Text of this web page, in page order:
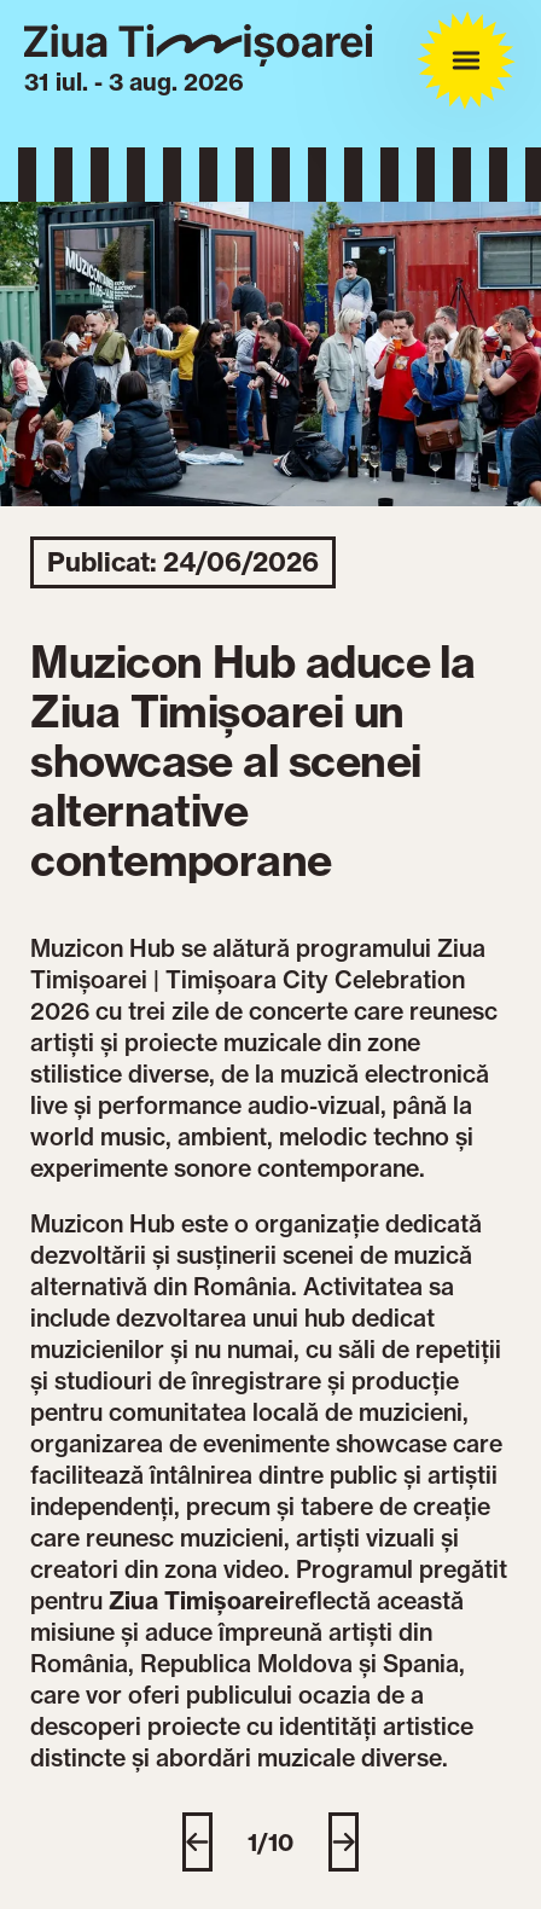
31 iul. - 3 aug. 2026
Publicat: 24/06/2026
Muzicon Hub aduce la
Ziua Timișoarei un
showcase al scenei
alternative
contemporane
Muzicon Hub se alătură programului Ziua
Timișoarei | Timișoara City Celebration
2026 cu trei zile de concerte care reunesc
artiști și proiecte muzicale din zone
stilistice diverse, de la muzică electronică
live și performance audio-vizual, până la
world music, ambient, melodic techno și
experimente sonore contemporane.
Muzicon Hub este o organizație dedicată
dezvoltării și susținerii scenei de muzică
alternativă din România. Activitatea sa
include dezvoltarea unui hub dedicat
muzicienilor și nu numai, cu săli de repetiții
și studiouri de înregistrare și producție
pentru comunitatea locală de muzicieni,
organizarea de evenimente showcase care
facilitează întâlnirea dintre public și artiștii
independenți, precum și tabere de creație
care reunesc muzicieni, artiști vizuali și
creatori din zona video. Programul pregătit
pentruZiua Timișoareireflectă această
misiune și aduce împreună artiști din
România, Republica Moldova și Spania,
care vor oferi publicului ocazia de a
descoperi proiecte cu identități artistice
distincte și abordări muzicale diverse.
Adina Plastinina - Electronic live set @ Scena
Muzicon - Un oraș. O mie de feluri de a-l trăi.
1/10